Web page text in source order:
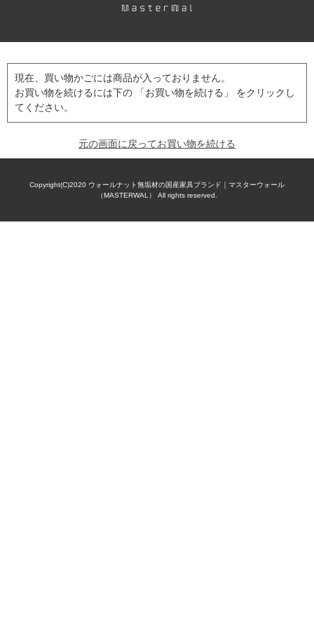
現在、買い物かごには商品が入っておりません。
お買い物を続けるには下の 「お買い物を続ける」 をクリックし
てください。
元の画面に戻ってお買い物を続ける
Copyright(C)2020 ウォールナット無垢材の国産家具ブランド｜マスターウォール
（MASTERWAL） All rights reserved.